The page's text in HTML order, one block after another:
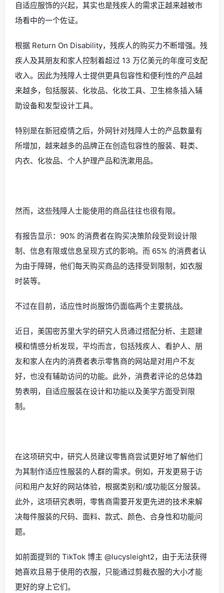
自适应服饰的兴起，其实也是残疾人的需求正越来越被市
场看中的一个佐证。
根据 Return On Disability，残疾人的购买力不断增强。残
疾人及其朋友和家人控制着超过 13 万亿美元的年度可支配
收入。因此为残障人士提供更具包容性和便利性的产品越
来越多，包括服装、化妆品、化妆工具、卫生棉条插入辅
助设备和发型设计工具。
特别是在新冠疫情之后，外网针对残障人士的产品数量有
所增加， 越来越多的品牌正在创造包容性的服装、鞋类、
内衣、化妆品、个人护理产品和洗漱用品。
然而，这些残障人士能使用的商品往往也很有限。
有报告显示： 90% 的消费者在购买决策阶段受到设计限
制、信息有限或信息呈现方式的影响。而 65% 的消费者认
为由于障碍，他们每天购买商品的选择受到限制，如衣服
时装等。
不过在目前，适应性时尚服饰仍面临两个主要挑战。
近日， 美国密苏里大学的研究人员通过搭配分析、主题建
模和情感分析发现，平均而言，包括残疾人、看护人、朋
友和家人在内的消费者表示零售商的网站是对用户不友
好，也没有辅助访问的功能。此外，消费者评论的总体趋
势表明，自适应服装在设计和功能以及美学方面受到限
制。
在这项研究中，研究人员建议零售商尝试更好地了解他们
为其制作适应性服装的人群的需求。 例如，开发更易于访
问和用户友好的网站体验，根据类别和/或功能区分服装。
此外，这项研究表明，零售商需要开发更先进的技术来解
决每件服装的尺码、面料、款式、颜色、合身性和功能问
题。
如前面提到的 TikTok 博主 @lucysleight2，由于无法获得
她喜欢且易于使用的衣服，只能通过剪裁衣服的大小才能
更好的穿上它们。